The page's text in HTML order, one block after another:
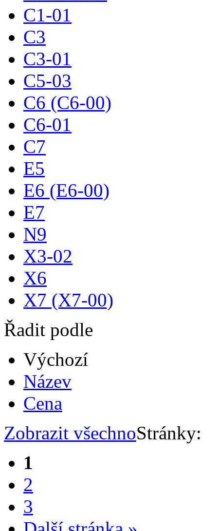
C1-01
C3
C3-01
C5-03
C6 (C6-00)
C6-01
C7
E5
E6 (E6-00)
E7
N9
X3-02
X6
X7 (X7-00)
Řadit podle
Výchozí
Název
Cena
Zobrazit všechnoStránky:
1
2
3